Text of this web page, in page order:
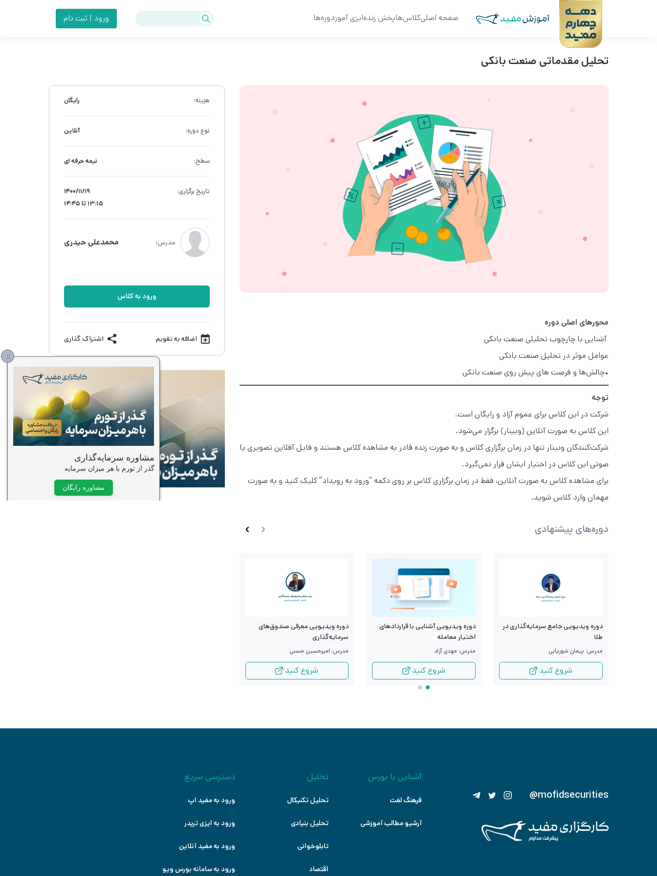
صفحه اصلیکلاس‌هاپخش زندهایزی آموزدوره‌ها ورود | ثبت نام
تحلیل مقدماتی صنعت بانکی
محورهای اصلی دوره
آشنایی با چارچوب تحلیلی صنعت بانکی
عوامل موثر در تحلیل صنعت بانکی
•چالش‌ها و فرصت های پیش روی صنعت بانکی
توجه
شرکت در این کلاس برای عموم آزاد و رایگان است.
این کلاس به صورت آنلاین (وبینار) برگزار می‌شود.
شرکت‌کنندگان وبینار تنها در زمان برگزاری کلاس و به صورت زنده قادر به مشاهده کلاس هستند و فایل آفلاین تصویری یا
صوتی این کلاس در اختیار ایشان قرار نمی‌گیرد.
برای مشاهده کلاس به صورت آنلاین، فقط در زمان برگزاری کلاس بر روی دکمه “ورود به رویداد” کلیک کنید و به صورت
مهمان وارد کلاس شوید.
دوره‌های پیشنهادی
دوره ویدیویی جامع سرمایه‌گذاری در
طلا
مدرس: پیمان شوریابی
شروع کنید
دوره ویدیویی آشنایی با قراردادهای
اختیار معامله
مدرس: مهدی آزاد
شروع کنید
دوره ویدیویی معرفی صندوق‌های
سرمایه‌گذاری
مدرس: امیرحسین حسنی
شروع کنید
هزینه: رایگان
نوع دوره: آنلاین
سطح: نیمه حرفه ای
تاریخ برگزاری:
۱۴۰۰/۱۱/۱۹
13:15 تا 14:45
مدرس: محمدعلی حیدری
ورود به کلاس
اضافه به تقویم اشتراک گذاری
@mofidsecurities
آشنایی با بورس
فرهنگ لغت
آرشیو مطالب آموزشی
تحلیل
تحلیل تکنیکال
تحلیل بنیادی
تابلوخوانی
اقتصاد
دسترسی سریع
ورود به مفید اپ
ورود به ایزی تریدر
ورود به مفید آنلاین
ورود به سامانه بورس ویو